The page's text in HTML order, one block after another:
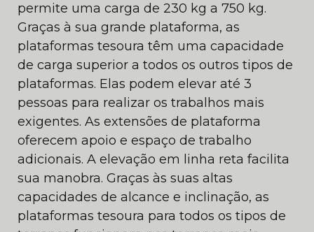
permite uma carga de 230 kg a 750 kg.
Graças à sua grande plataforma, as
plataformas tesoura têm uma capacidade
de carga superior a todos os outros tipos de
plataformas. Elas podem elevar até 3
pessoas para realizar os trabalhos mais
exigentes. As extensões de plataforma
oferecem apoio e espaço de trabalho
adicionais. A elevação em linha reta facilita
sua manobra. Graças às suas altas
capacidades de alcance e inclinação, as
plataformas tesoura para todos os tipos de